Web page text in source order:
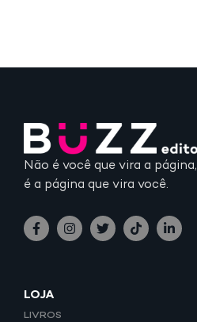
Não é você que vira a página,
é a página que vira você.
LOJA
LIVROS